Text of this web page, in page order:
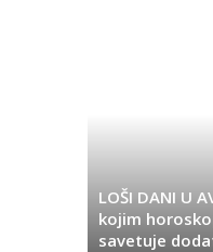
LOŠI DANI U
kojim
savetuje